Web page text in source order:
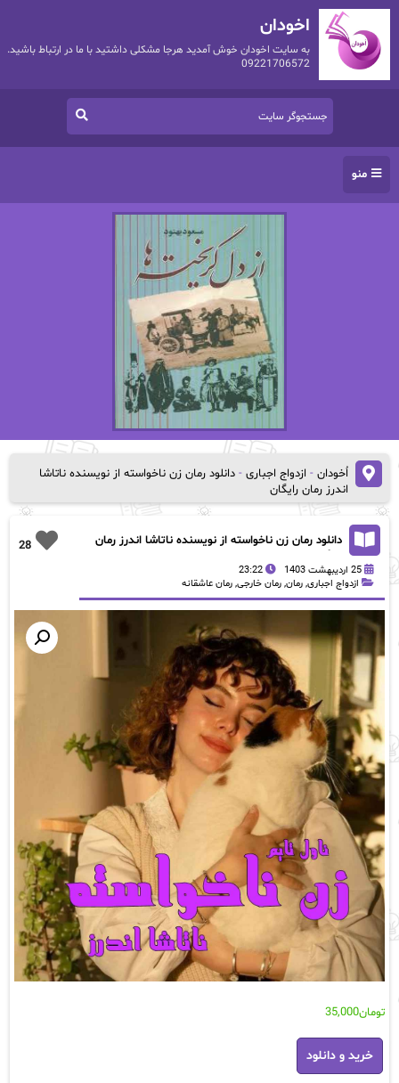
اخودان
به سایت اخودان خوش آمدید هرجا مشکلی داشتید با ما در ارتباط باشید.
09221706572
منو
اُخودان- ازدواج اجباری- دانلود رمان زن ناخواسته از نویسنده ناتاشا
اندرز رمان رایگان
28
دانلود رمان زن ناخواسته از نویسنده ناتاشا اندرز رمان
25 اردیبهشت 1403
23:22
ازدواج اجباری, رمان, رمان خارجی, رمان عاشقانه
تومان35,000
دانلود
رمان
زن
خرید و دانلود